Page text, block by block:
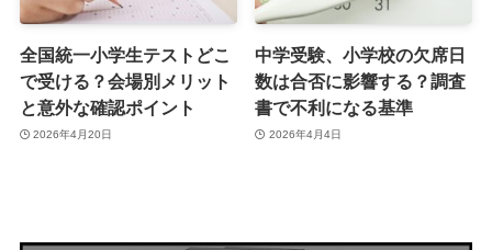
全国統一小学生テストどこ
で受ける？会場別メリット
と意外な確認ポイント
2026年4月20日
中学受験、小学校の欠席日
数は合否に影響する？調査
書で不利になる基準
2026年4月4日